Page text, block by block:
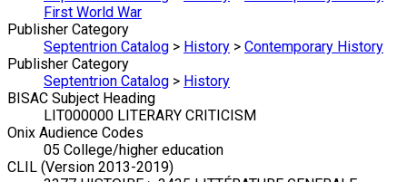
First World War
Publisher Category
Septentrion Catalog > History > Contemporary History
Publisher Category
Septentrion Catalog > History
BISAC Subject Heading
LIT000000 LITERARY CRITICISM
Onix Audience Codes
05 College/higher education
CLIL (Version 2013-2019)